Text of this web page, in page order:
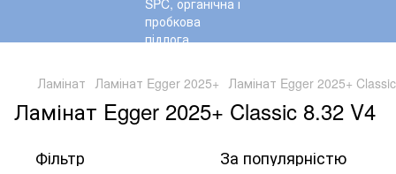
Ламінат Ламінат Egger 2025+ Ламінат Egger 2025+
Ламінат Egger 2025+ Classic 8.32 V4
Фільтр За популярністю